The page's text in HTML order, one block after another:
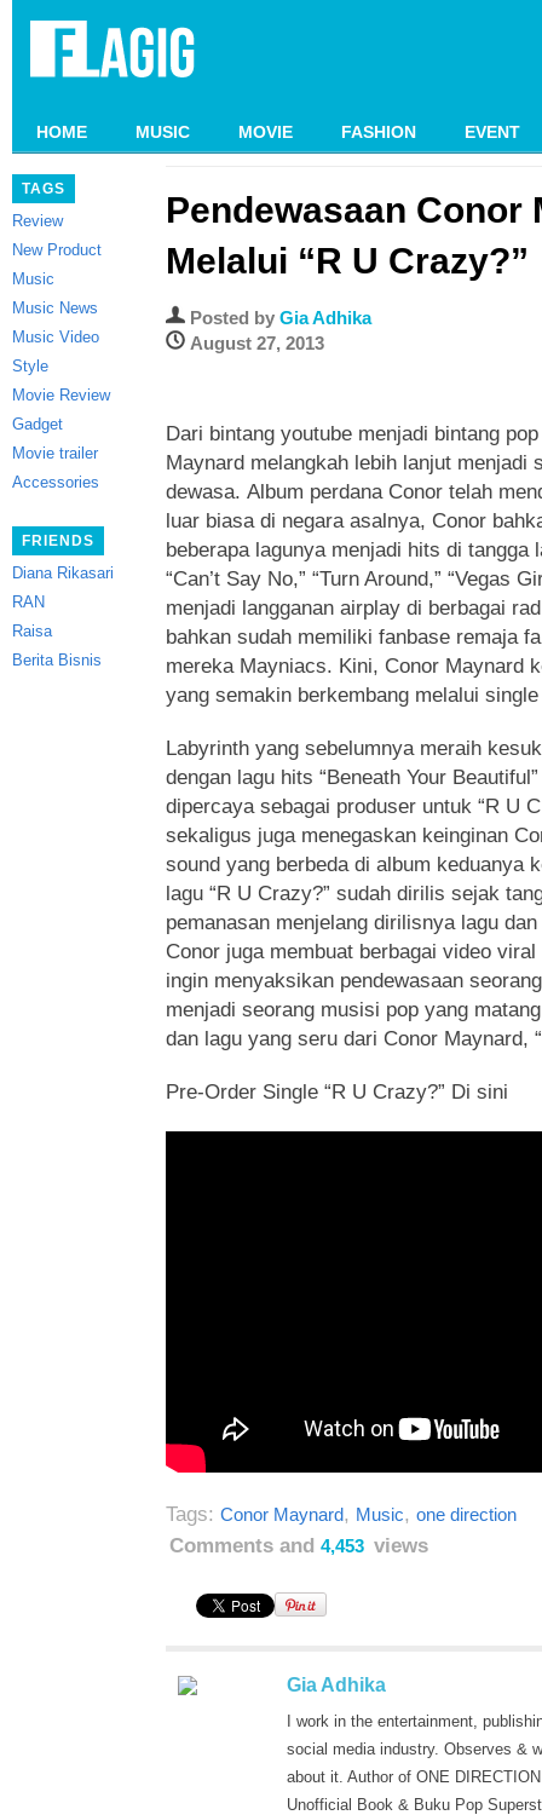
HOME MUSIC MOVIE FASHION EVENT
TAGS
Review
New Product
Music
Music News
Music Video
Style
Movie Review
Gadget
Movie trailer
Accessories
FRIENDS
Diana Rikasari
RAN
Raisa
Berita Bisnis
Pendewasaan Conor
Melalui “R U Crazy?”
Posted by Gia Adhika
August 27, 2013
Dari bintang youtube menjadi bintang
Maynard melangkah lebih lanjut menjadi
dewasa. Album perdana Conor telah
luar biasa di negara asalnya, Conor
beberapa lagunya menjadi hits di tangga
“Can’t Say No,” “Turn Around,” “Vegas
menjadi langganan airplay di berbagai
bahkan sudah memiliki fanbase remaja
mereka Mayniacs. Kini, Conor Maynard
yang semakin berkembang melalui
Labyrinth yang sebelumnya meraih
dengan lagu hits “Beneath Your
dipercaya sebagai produser untuk “R U
sekaligus juga menegaskan keinginan
sound yang berbeda di album keduanya
lagu “R U Crazy?” sudah dirilis sejak
pemanasan menjelang dirilisnya lagu
Conor juga membuat berbagai video
ingin menyaksikan pendewasaan
menjadi seorang musisi pop yang
dan lagu yang seru dari Conor Maynard,
Pre-Order Single “R U Crazy?” Di sini
Tags: Conor Maynard, Music, one direction
Comments and 4,453 views
Gia Adhika
I work in the entertainment,
social media industry. Observes &
about it. Author of ONE
Unofficial Book & Buku Pop